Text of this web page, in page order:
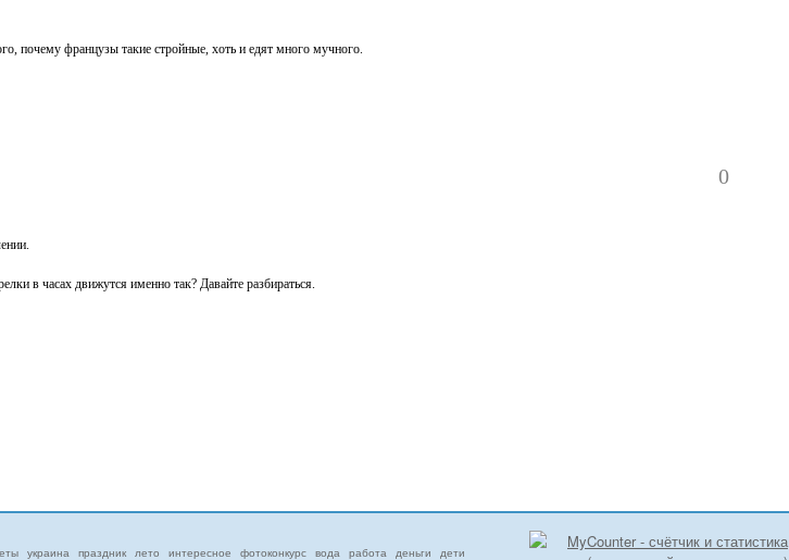
почему французы такие стройные, хоть и едят много мучного.
0
в часах движутся именно так? Давайте разбираться.
украина праздник лето интересное фотоконкурс вода работа деньги дети